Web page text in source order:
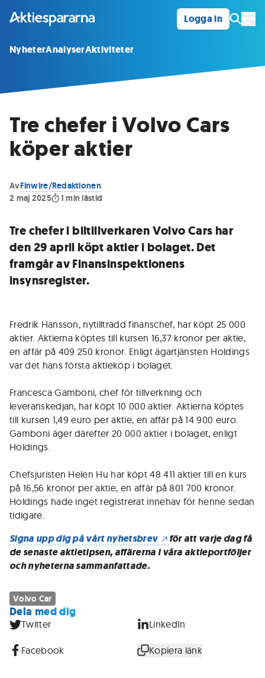
Logga in
NyheterAnalyserAktiviteter
Tre chefer i Volvo Cars
köper aktier
AvFinwire/Redaktionen
2 maj 2025
1 min lästid
Tre chefer i biltillverkaren Volvo Cars har
den 29 april köpt aktier i bolaget. Det
framgår av Finansinspektionens
insynsregister.
Fredrik Hansson, nytillträdd finanschef, har köpt 25 000
aktier. Aktierna köptes till kursen 16,37 kronor per aktie,
en affär på 409 250 kronor. Enligt ägartjänsten Holdings
var det hans första aktieköp i bolaget.
Francesca Gamboni, chef för tillverkning och
leveranskedjan, har köpt 10 000 aktier. Aktierna köptes
till kursen 1,49 euro per aktie, en affär på 14 900 euro.
Gamboni äger därefter 20 000 aktier i bolaget, enligt
Holdings.
Chefsjuristen Helen Hu har köpt 48 411 aktier till en kurs
på 16,56 kronor per aktie, en affär på 801 700 kronor.
Holdings hade inget registrerat innehav för henne sedan
tidigare.
Signa upp dig på vårt nyhetsbrev
för att varje dag få
de senaste aktietipsen, affärerna i våra aktieportföljer
och nyheterna sammanfattade.
Volvo Car
Dela med dig
Twitter LinkedIn
Facebook Kopiera länk